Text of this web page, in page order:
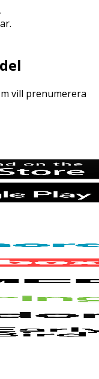
vill prenumerera